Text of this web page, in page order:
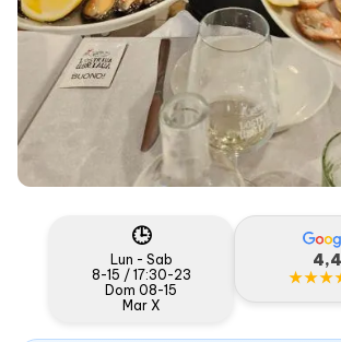
🕒
Lun - Sab
8-15 / 17:30-23
Dom 08-15
Mar X
4,4